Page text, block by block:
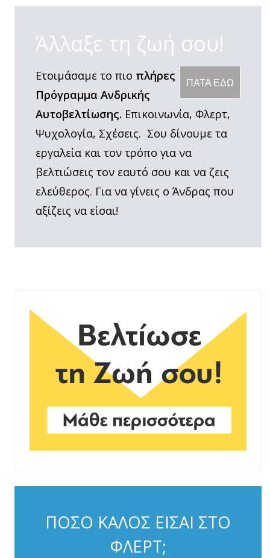
Άλλαξε τη ζωή σου!
ΠΑΤΑ ΕΔΩ
Ετοιμάσαμε το πιο πλήρες
Πρόγραμμα Ανδρικής
Αυτοβελτίωσης. Επικοινωνία, Φλερτ,
Ψυχολογία, Σχέσεις. Σου δίνουμε τα
εργαλεία και τον τρόπο για να
βελτιώσεις τον εαυτό σου και να ζεις
ελεύθερος. Για να γίνεις ο Άνδρας που
αξίζεις να είσαι!
ΠΟΣΟ ΚΑΛΟΣ ΕΙΣΑΙ ΣΤΟ
ΦΛΕΡΤ;